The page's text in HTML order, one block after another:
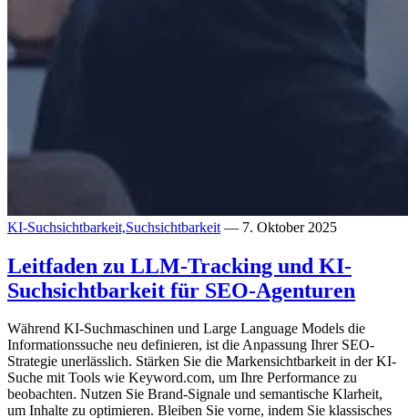
KI-Suchsichtbarkeit,Suchsichtbarkeit — 7. Oktober 2025
Leitfaden zu LLM-Tracking und KI-
Suchsichtbarkeit für SEO-Agenturen
Während KI-Suchmaschinen und Large Language Models die
Informationssuche neu definieren, ist die Anpassung Ihrer SEO-
Strategie unerlässlich. Stärken Sie die Markensichtbarkeit in der KI-
Suche mit Tools wie Keyword.com, um Ihre Performance zu
beobachten. Nutzen Sie Brand-Signale und semantische Klarheit,
um Inhalte zu optimieren. Bleiben Sie vorne, indem Sie klassisches